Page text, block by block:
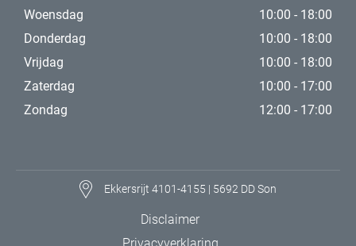
Woensdag
10:00 - 18:00
Donderdag
10:00 - 18:00
Vrijdag
10:00 - 18:00
Zaterdag
10:00 - 17:00
Zondag
12:00 - 17:00
Disclaimer
Ekkersrijt 4101-4155 | 5692 DD Son